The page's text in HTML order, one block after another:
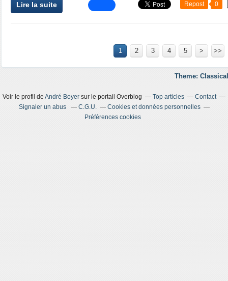
Lire la suite Repost 0
1 2 3 4 5 > >>
Theme:
Voir le profil de André Boyer sur le portail Overblog Top articles
Contact
Signaler un abus
C.G.U.
Cookies et données personnelles
Préférences cookies